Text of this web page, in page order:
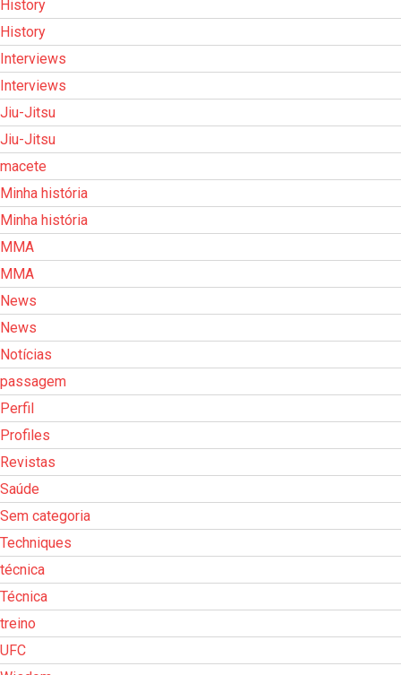
History
History
Interviews
Interviews
Jiu-Jitsu
Jiu-Jitsu
macete
Minha história
Minha história
MMA
MMA
News
News
Notícias
passagem
Perfil
Profiles
Revistas
Saúde
Sem categoria
Techniques
técnica
Técnica
treino
UFC